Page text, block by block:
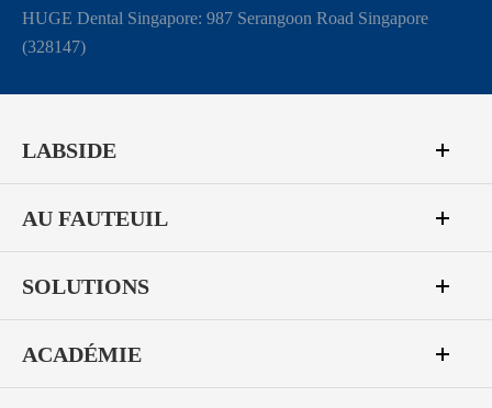
HUGE Dental Singapore: 987 Serangoon Road Singapore
(328147)
LABSIDE
AU FAUTEUIL
SOLUTIONS
ACADÉMIE